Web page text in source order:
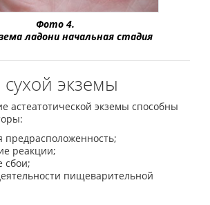
Фото 4.
ладони начальная стадия
экземы
астеатотической экземы способны
предрасположенность;
реакции;
сбои;
пищеварительной